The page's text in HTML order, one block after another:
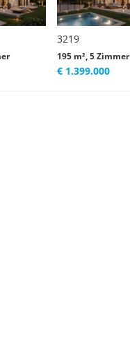
3219
195 m², 5 Zimmer
€ 1.399.000